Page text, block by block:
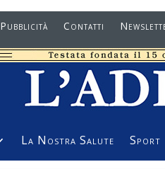
Pubblicità Contatti
La Nostra Salute Sport